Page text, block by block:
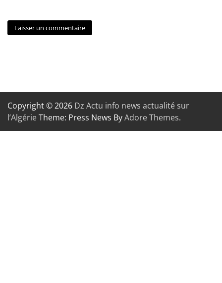
Copyright © 2026 Dz Actu info news actualité sur
l’AlgérieTheme: Press News ByAdore Themes.